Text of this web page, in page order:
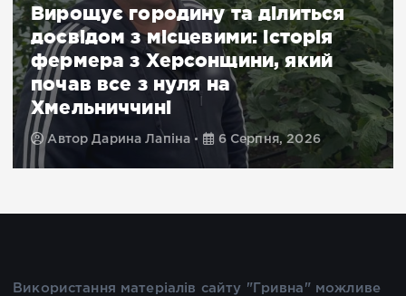
Вирощує городину та ділиться
досвідом з місцевими: історія
фермера з Херсонщини, який
почав все з нуля на
Хмельниччині
АвторДарина Лапіна 6 Серпня, 2026
Використання матеріалів сайту "Гривна" можливе